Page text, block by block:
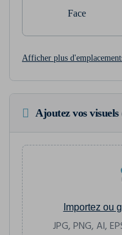
Face
Afficher plus
Ajoutez vos
Importez ou
JPG, PNG, AI,